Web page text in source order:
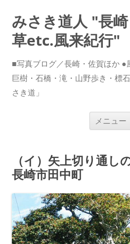
みさき道人 "長
草etc.風来紀行"
■写真ブログ／長崎・佐賀ほか ●
巨樹・石橋・滝・山野歩き・標
さき道」
メニュー
（イ）矢上切り通
長崎市田中町